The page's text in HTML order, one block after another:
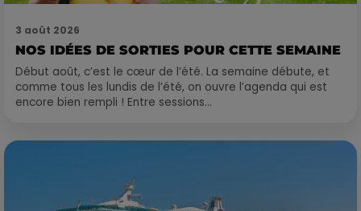
3 août 2026
NOS IDÉES DE SORTIES POUR CETTE SEMAINE
Début août, c’est le cœur de l’été. La semaine débute, et
comme tous les lundis de l’été, on ouvre l’agenda qui est
encore bien rempli ! Entre sessions...